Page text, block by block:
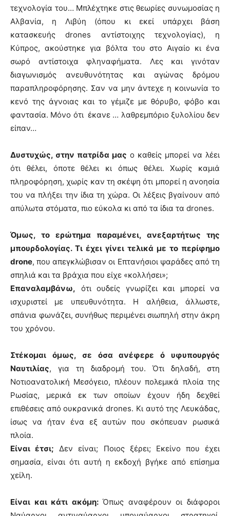
τεχνολογία του… Μπλέχτηκε στις θεωρίες συνωμοσίας η
Αλβανία, η Λιβύη (όπου κι εκεί υπάρχει βάση
κατασκευής drones αντίστοιχης τεχνολογίας), η
Κύπρος, ακούστηκε για βόλτα του στο Αιγαίο κι ένα
σωρό αντίστοιχα φληναφήματα. Λες και γινόταν
διαγωνισμός ανευθυνότητας και αγώνας δρόμου
παραπληροφόρησης. Σαν να μην άντεχε η κοινωνία το
κενό της άγνοιας και το γέμιζε με θόρυβο, φόβο και
φαντασία. Μόνο ότι έκανε … λαθρεμπόριο ξυλολίου δεν
είπαν…
Δυστυχώς, στην πατρίδα μας ο καθείς μπορεί να λέει
ότι θέλει, όποτε θέλει κι όπως θέλει. Χωρίς καμιά
πληροφόρηση, χωρίς καν τη σκέψη ότι μπορεί η ανοησία
του να πλήξει την ίδια τη χώρα. Οι λέξεις βγαίνουν από
απύλωτα στόματα, πιο εύκολα κι από τα ίδια τα drones.
Όμως, το ερώτημα παραμένει, ανεξαρτήτως της
μπουρδολογίας. Τι έχει γίνει τελικά με το περίφημο
drone, που απεγκλώβισαν οι Επτανήσιοι ψαράδες από τη
σπηλιά και τα βράχια που είχε «κολλήσει»;
Επαναλαμβάνω, ότι ουδείς γνωρίζει και μπορεί να
ισχυριστεί με υπευθυνότητα. Η αλήθεια, άλλωστε,
σπάνια φωνάζει, συνήθως περιμένει σιωπηλή στην άκρη
του χρόνου.
Στέκομαι όμως, σε όσα ανέφερε ό υφυπουργός
Ναυτιλίας, για τη διαδρομή του. Ότι δηλαδή, στη
Νοτιοανατολική Μεσόγειο, πλέουν πολεμικά πλοία της
Ρωσίας, μερικά εκ των οποίων έχουν ήδη δεχθεί
επιθέσεις από ουκρανικά drones. Κι αυτό της Λευκάδας,
ίσως να ήταν ένα εξ αυτών που σκόπευαν ρωσικά
πλοία.
Είναι έτσι; Δεν είναι; Ποιος ξέρει; Εκείνο που έχει
σημασία, είναι ότι αυτή η εκδοχή βγήκε από επίσημα
χείλη.
Είναι και κάτι ακόμη:Όπως αναφέρουν οι διάφοροι